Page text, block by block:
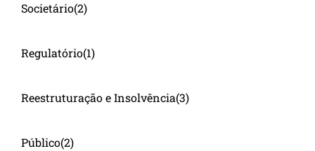
Societário(2)
Regulatório(1)
Reestruturação e Insolvência(3)
Público(2)